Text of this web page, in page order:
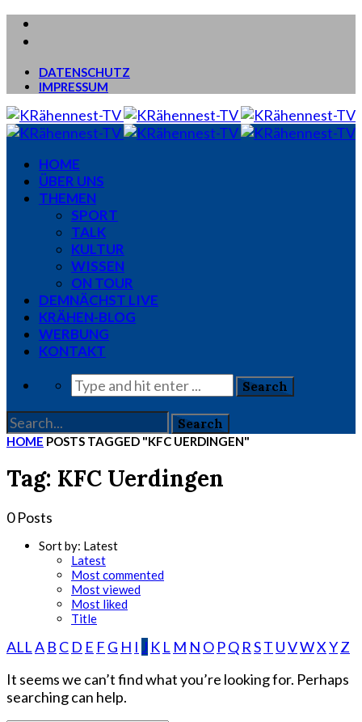
DATENSCHUTZ
IMPRESSUM
HOME
ÜBER UNS
THEMEN
SPORT
TALK
KULTUR
WISSEN
ON TOUR
DEMNÄCHST LIVE
KRÄHEN-BLOG
WERBUNG
KONTAKT
HOME POSTS TAGGED "KFC UERDINGEN"
Tag: KFC Uerdingen
0 Posts
Sort by: Latest
Latest
Most commented
Most viewed
Most liked
Title
ALLA B C D E F G H I J K L M N O PQ RST UVWXYZ
It seems we can’t find what you’re looking for. Perhaps
searching can help.